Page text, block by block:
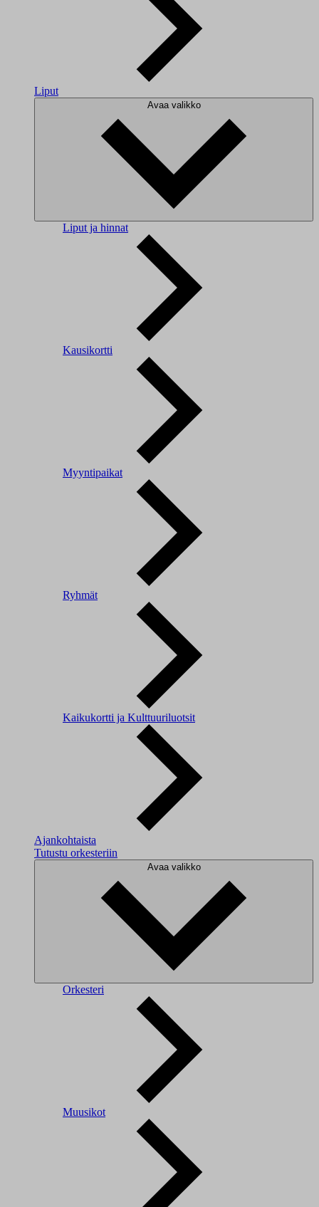
Liput
Avaa valikko
Liput ja hinnat
Kausikortti
Myyntipaikat
Ryhmät
Kaikukortti ja Kulttuuriluotsit
Ajankohtaista
Tutustu orkesteriin
Avaa valikko
Orkesteri
Muusikot